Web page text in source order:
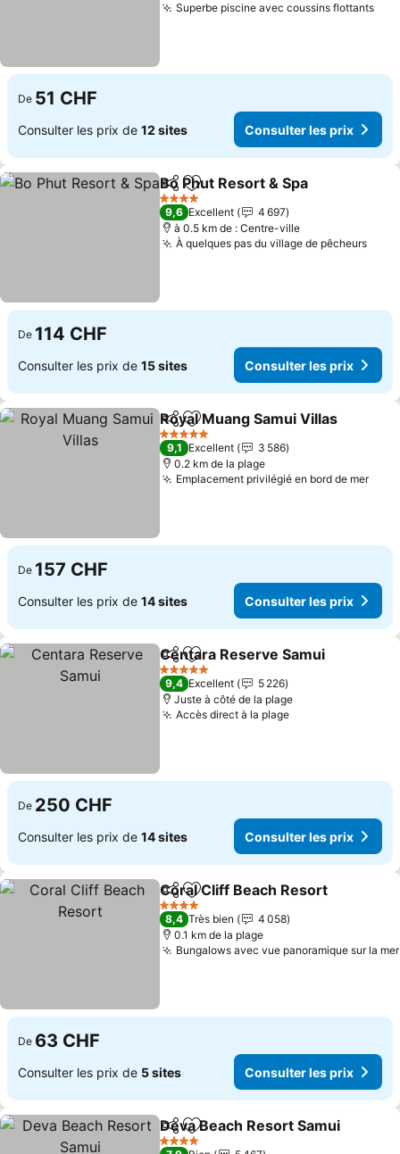
Superbe piscine avec coussins flottants
De 51 CHF
Consulter les prix de 12 sites Consulter les prix
PartagerAjouter à mes favoris
Bo Phut Resort & Spa
4 Étoiles
9,6 Excellent
4 697
à 0.5 km de : Centre-ville
À quelques pas du village de pêcheurs
De 114 CHF
Consulter les prix de 15 sites Consulter les prix
PartagerAjouter à mes favoris
Royal Muang Samui Villas
5 Étoiles
9,1 Excellent
3 586
0.2 km de la plage
Emplacement privilégié en bord de mer
De 157 CHF
Consulter les prix de 14 sites Consulter les prix
PartagerAjouter à mes favoris
Centara Reserve Samui
5 Étoiles
9,4 Excellent
5 226
Juste à côté de la plage
Accès direct à la plageConsulter les
De 250 CHF
Consulter les prix de 14 sites Consulter les prix
PartagerAjouter à mes favoris
Coral Cliff Beach Resort
4 Étoiles
8,4 Très bien
4 058
0.1 km de la plage
Bungalows avec vue panoramique sur la mer
De 63 CHF
Consulter les prix de 5 sites Consulter les prix
PartagerAjouter à mes favoris
Deva Beach Resort Samui
4 Étoiles